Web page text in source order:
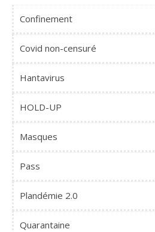
Confinement
Covid non-censuré
Hantavirus
HOLD-UP
Masques
Pass
Plandémie 2.0
Quarantaine